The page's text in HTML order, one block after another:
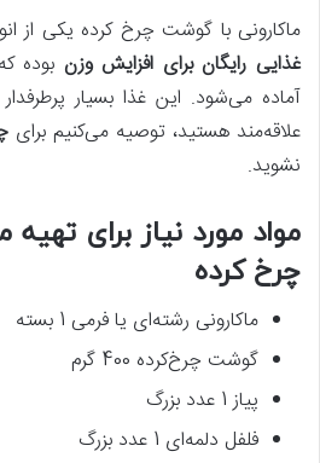
ماکارونی با گوشت چرخ کرده یکی از
غذایی رایگان برای افزایش وزن بوده
آماده می‌شود. این غذا بسیار
علاقه‌مند هستید، توصیه می‌کنیم برای
نشوید.
مواد مورد نیاز برای
چرخ کرده
ماکارونی رشته‌ای یا فرمی 1 بسته
گوشت چرخ‌کرده 400 گرم
پیاز 1 عدد بزرگ
فلفل دلمه‌ای 1 عدد بزرگ